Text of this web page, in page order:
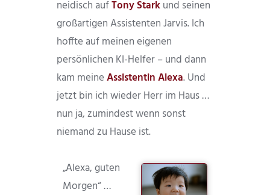
neidisch aufTony Starkund seinen
großartigen Assistenten Jarvis. Ich
hoffte auf meinen eigenen
persönlichen KI-Helfer – und dann
kam meineAssistentin Alexa. Und
jetzt bin ich wieder Herr im Haus …
nun ja, zumindest wenn sonst
niemand zu Hause ist.
„Alexa, guten
Morgen“ …